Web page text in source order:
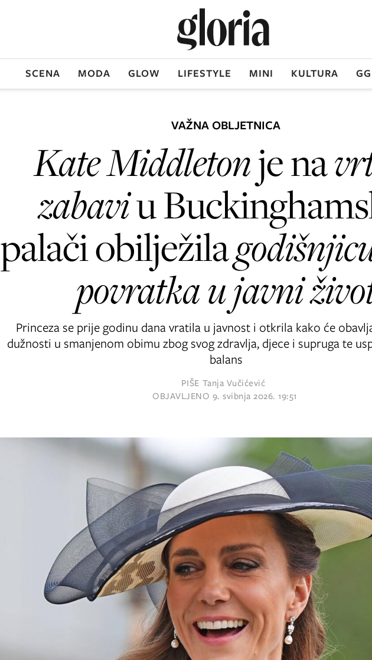
SCENA MODA GLOW LIFESTYLE MINI KULTURA GG
VAŽNA OBLJETNICA
Kate Middletonje na
zabaviu
palači obilježila
povratka u javni
Princeza se prije godinu dana vratila u javnost i otkrila kako će
dužnosti u smanjenom obimu zbog svog zdravlja, djece i supruga te
balans
PIŠE Tanja Vučićević
OBJAVLJENO 9. svibnja 2026. 19:51